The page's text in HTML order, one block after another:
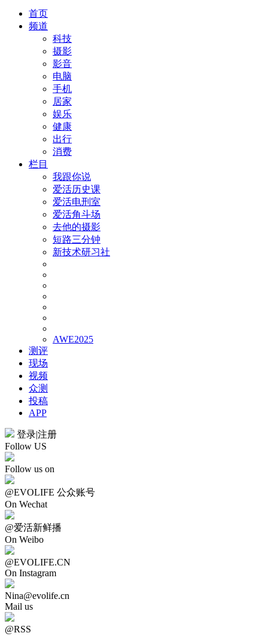
首页
频道
科技
摄影
影音
电脑
手机
居家
娱乐
健康
出行
消费
栏目
我跟你说
爱活历史课
爱活电刑室
爱活角斗场
去他的摄影
短路三分钟
新技术研习社
AWE2025
测评
现场
视频
众测
投稿
APP
登录|注册
Follow US
Follow us on
@EVOLIFE 公众账号
On Wechat
@爱活新鲜播
On Weibo
@EVOLIFE.CN
On Instagram
Nina@evolife.cn
Mail us
@RSS